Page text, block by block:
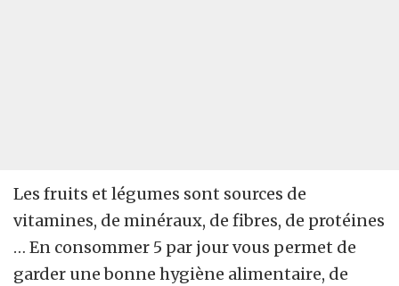
Les fruits et légumes sont sources de
vitamines, de minéraux, de fibres, de protéines
… En consommer 5 par jour vous permet de
garder une bonne hygiène alimentaire, de